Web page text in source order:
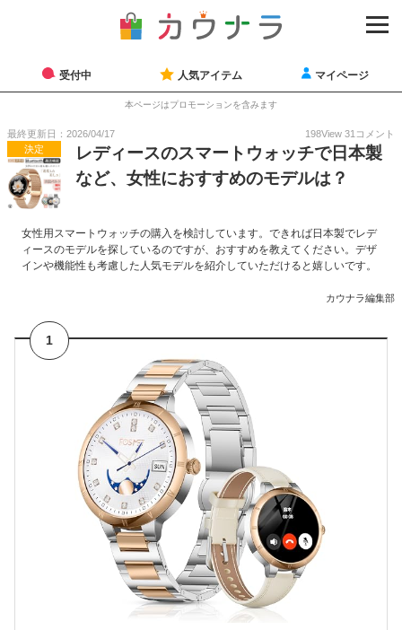
受付中 人気アイテム マイページ
本ページはプロモーションを含みます
最終更新日：2026/04/17 198View 31 コメント
決定
レディースのスマートウォッチで日本製
など、女性におすすめのモデルは？
女性用スマートウォッチの購入を検討しています。できれば日本製でレデ
ィースのモデルを探しているのですが、おすすめを教えてください。デザ
インや機能性も考慮した人気モデルを紹介していただけると嬉しいです。
カウナラ編集部
1